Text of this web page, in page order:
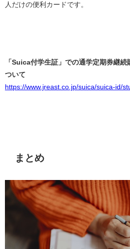
人だけの便利カードです。
「Suica付学生証」での通学定期券継
ついて
https://www.jreast.co.jp/suica/suica-id/
まとめ